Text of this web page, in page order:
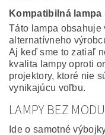
Kompatibilná
Táto lampa obsahuje
alternatívneho
Aj keď sme to zatiaľ
kvalita lampy oproti
projektory, ktoré nie
vynikajúcu voľbu.
LAMPY BEZ
Ide o samotné